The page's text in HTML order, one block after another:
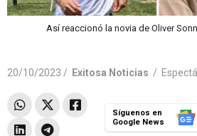
Así reaccionó la novia de Oliver
20/10/2023 / Exitosa Noticias /
Síguenos en
Google News